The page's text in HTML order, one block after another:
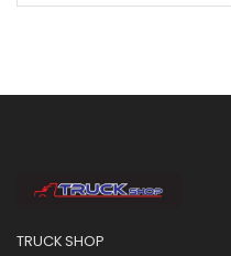
TRUCK SHOP